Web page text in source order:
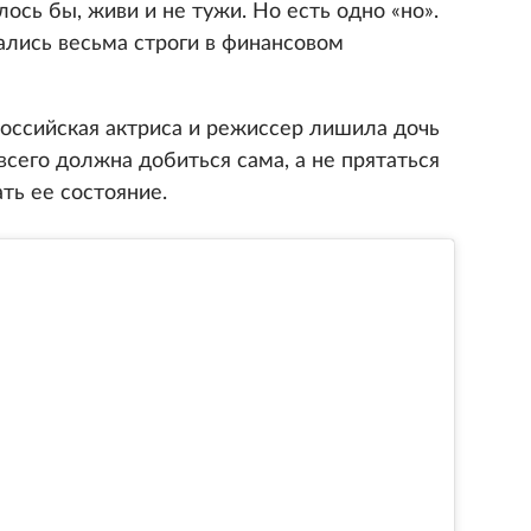
бы, живи и не тужи. Но есть одно «но».
весьма строги в финансовом
актриса и режиссер лишила дочь
должна добиться сама, а не прятаться
ее состояние.